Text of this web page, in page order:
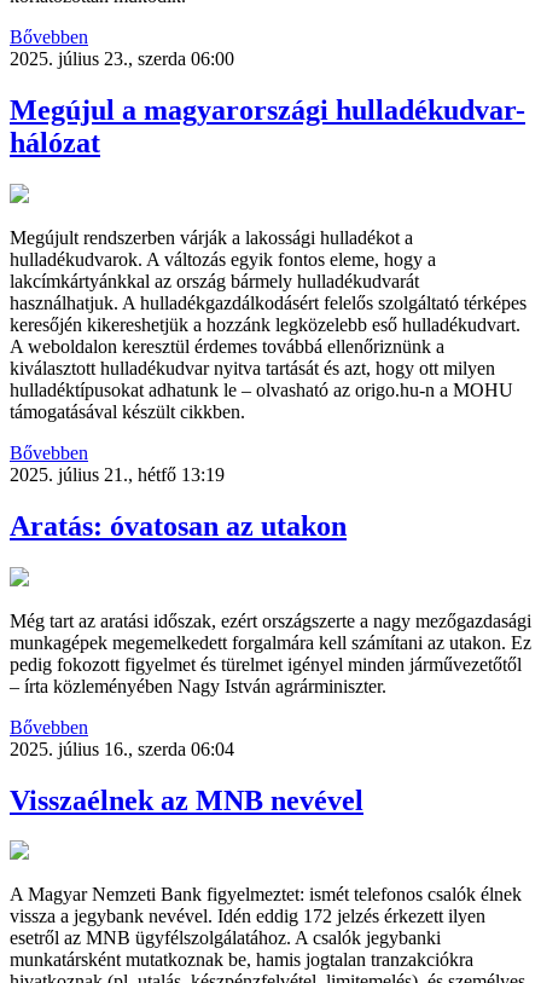
Bővebben
2025. július 23., szerda 06:00
Megújul a magyarországi hulladékudvar-
hálózat
Megújult rendszerben várják a lakossági hulladékot a
hulladékudvarok. A változás egyik fontos eleme, hogy a
lakcímkártyánkkal az ország bármely hulladékudvarát
használhatjuk. A hulladékgazdálkodásért felelős szolgáltató térképes
keresőjén kikereshetjük a hozzánk legközelebb eső hulladékudvart.
A weboldalon keresztül érdemes továbbá ellenőriznünk a
kiválasztott hulladékudvar nyitva tartását és azt, hogy ott milyen
hulladéktípusokat adhatunk le – olvasható az origo.hu-n a MOHU
támogatásával készült cikkben.
Bővebben
2025. július 21., hétfő 13:19
Aratás: óvatosan az utakon
Még tart az aratási időszak, ezért országszerte a nagy mezőgazdasági
munkagépek megemelkedett forgalmára kell számítani az utakon. Ez
pedig fokozott figyelmet és türelmet igényel minden járművezetőtől
– írta közleményében Nagy István agrárminiszter.
Bővebben
2025. július 16., szerda 06:04
Visszaélnek az MNB nevével
A Magyar Nemzeti Bank figyelmeztet: ismét telefonos csalók élnek
vissza a jegybank nevével. Idén eddig 172 jelzés érkezett ilyen
esetről az MNB ügyfélszolgálatához. A csalók jegybanki
munkatársként mutatkoznak be, hamis jogtalan tranzakciókra